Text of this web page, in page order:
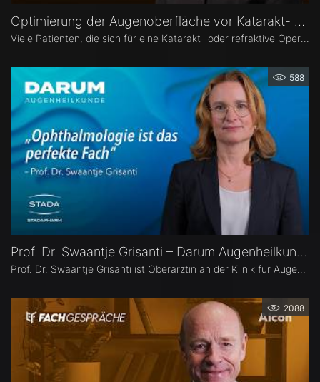
Optimierung der Augenoberfläche vor Katarakt- und Refraktiver Operation – Dr. Leonie Menghesha
588
Prof. Dr. Swaantje Grisanti – Darum Augenheilkunde
2088